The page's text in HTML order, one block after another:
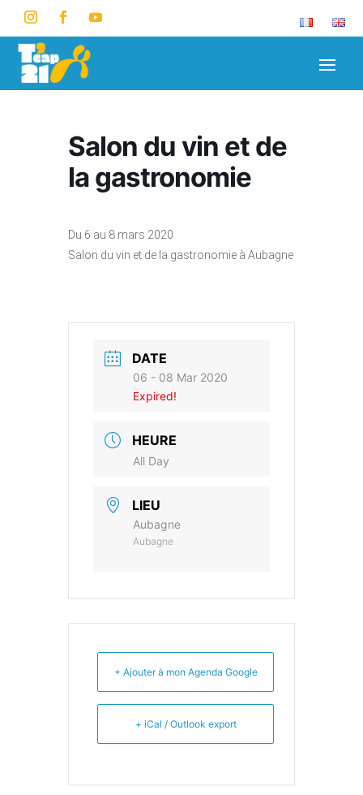
Salon du vin et de
la gastronomie
Du 6 au 8 mars 2020
Salon du vin et de la gastronomie à Aubagne
DATE
06 - 08 Mar 2020
Expired!
HEURE
All Day
LIEU
Aubagne
Aubagne
+ Ajouter à mon Agenda Google
+ iCal / Outlook export